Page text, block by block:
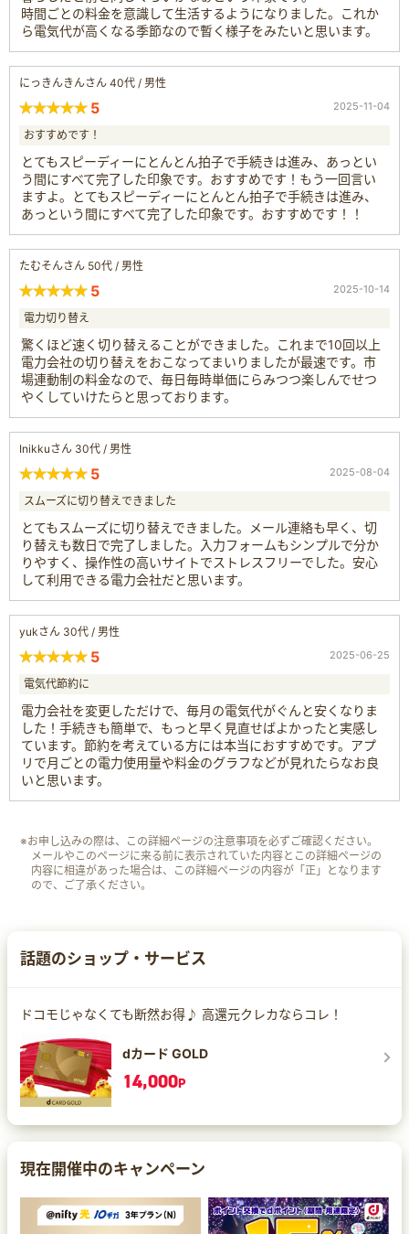
時間ごとの料金を意識して生活するようになりました。これか
ら電気代が高くなる季節なので暫く様子をみたいと思います。
にっきんきんさん 40代 / 男性
5 2025-11-04
おすすめです！
とてもスピーディーにとんとん拍子で手続きは進み、あっとい
う間にすべて完了した印象です。おすすめです！もう一回言い
ますよ。とてもスピーディーにとんとん拍子で手続きは進み、
あっという間にすべて完了した印象です。おすすめです！！
たむそんさん 50代 / 男性
5 2025-10-14
電力切り替え
驚くほど速く切り替えることができました。これまで10回以上
電力会社の切り替えをおこなってまいりましたが最速です。市
場連動制の料金なので、毎日毎時単価にらみつつ楽しんでせつ
やくしていけたらと思っております。
Inikkuさん 30代 / 男性
5 2025-08-04
スムーズに切り替えできました
とてもスムーズに切り替えできました。メール連絡も早く、切
り替えも数日で完了しました。入力フォームもシンプルで分か
りやすく、操作性の高いサイトでストレスフリーでした。安心
して利用できる電力会社だと思います。
yukさん 30代 / 男性
5 2025-06-25
電気代節約に
電力会社を変更しただけで、毎月の電気代がぐんと安くなりま
した！手続きも簡単で、もっと早く見直せばよかったと実感し
ています。節約を考えている方には本当におすすめです。アプ
リで月ごとの電力使用量や料金のグラフなどが見れたらなお良
いと思います。
※お申し込みの際は、この詳細ページの注意事項を必ずご確認ください。
メールやこのページに来る前に表示されていた内容とこの詳細ページの
内容に相違があった場合は、この詳細ページの内容が「正」となります
ので、ご了承ください。
話題のショップ・サービス
ドコモじゃなくても断然お得♪ 高還元クレカならコレ！
dカード GOLD
14,000P
現在開催中のキャンペーン